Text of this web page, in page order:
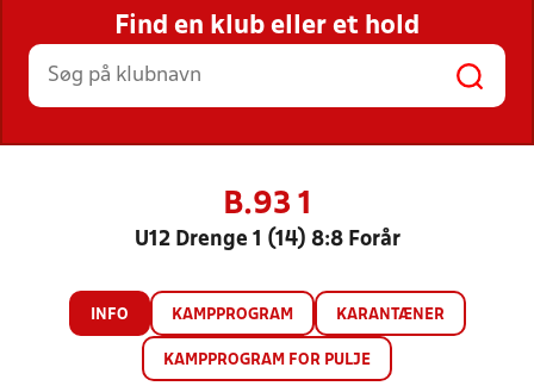
STILLINGER, RESULTATER, KLUBBER OG
HOLD
Find en klub eller et hold
B.93 1
U12 Drenge 1 (14) 8:8 Forår
INFO KAMPPROGRAM KARANTÆNER
KAMPPROGRAM FOR PULJE